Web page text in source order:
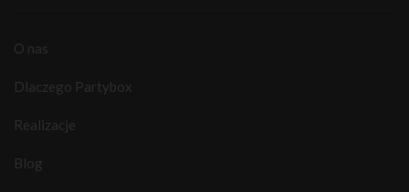
O nas
Dlaczego Partybox
Realizacje
Blog